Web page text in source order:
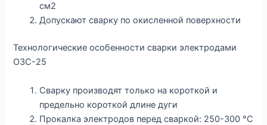
см2
Допускают сварку по окисленной поверхности
Технологические особенности сварки электродами
ОЗС-25
Сварку производят только на короткой и
предельно короткой длине дуги
Прокалка электродов перед сваркой: 250-300 °С